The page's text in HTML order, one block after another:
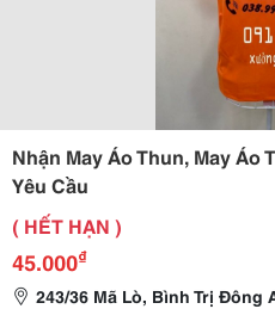
Nhận May Áo Thun, May
Yêu Cầu
( HẾT HẠN )
45.000₫
243/36 Mã Lò, Bình Trị Đông